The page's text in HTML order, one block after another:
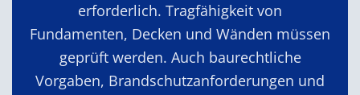
erforderlich. Tragfähigkeit von
Fundamenten, Decken und Wänden müssen
geprüft werden. Auch baurechtliche
Vorgaben, Brandschutzanforderungen und